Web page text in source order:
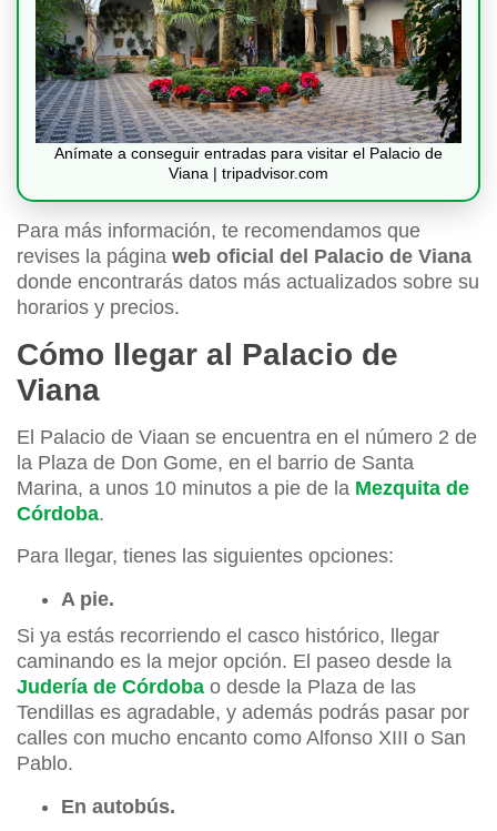
Anímate a conseguir entradas para visitar el Palacio de
Viana | tripadvisor.com
Para más información, te recomendamos que
revises la página web oficial del Palacio de Viana
donde encontrarás datos más actualizados sobre su
horarios y precios.
Cómo llegar al Palacio de
Viana
El Palacio de Viaan se encuentra en el número 2 de
la Plaza de Don Gome, en el barrio de Santa
Marina, a unos 10 minutos a pie de la Mezquita de
Córdoba.
Para llegar, tienes las siguientes opciones:
A pie.
Si ya estás recorriendo el casco histórico, llegar
caminando es la mejor opción. El paseo desde la
Judería de Córdoba o desde la Plaza de las
Tendillas es agradable, y además podrás pasar por
calles con mucho encanto como Alfonso XIII o San
Pablo.
En autobús.